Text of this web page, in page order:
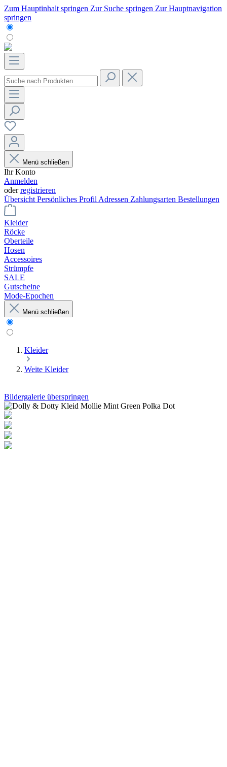
Zum Hauptinhalt springen Zur Suche springen Zur Hauptnavigation
springen
Menü schließen
Ihr Konto
Anmelden
oderregistrieren
Übersicht Persönliches Profil Adressen Zahlungsarten Bestellungen
Kleider
Röcke
Oberteile
Hosen
Accessoires
Strümpfe
SALE
Gutscheine
Mode-Epochen
Menü schließen
Kleider
Weite Kleider
Bildergalerie überspringen